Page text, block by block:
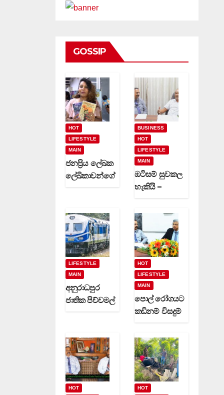
GOSSIP
HOT
LIFESTYLE
MAIN
ජනප්‍රිය ලේඛක
ලේඛිකාවන්ගේ
රචිත නවක
ග්‍රන්ථ දෙකක්
(video)
BUSINESS
HOT
LIFESTYLE
MAIN
ඔටිසම් සුවකල
හැකියි –
ප්‍රේමකුමාර
වෙදමහතා
(video)
LIFESTYLE
MAIN
අනුරාධපුර
ජාතික පිච්චමල්
ගමන් වාර
කිහිපයක්
ධාවනයට…
HOT
LIFESTYLE
MAIN
පොල් රෝගයට
කඩිනම් විසදුම්
රක්ෂණාවරණ
යක් (video)
HOT
HOT